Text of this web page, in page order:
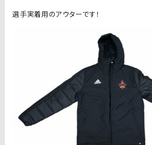
選手実着用のアウターです！